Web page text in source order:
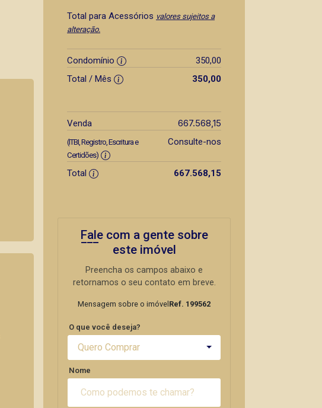
Total para Acessórios valores sujeitos a
alteração.
Condomínio
350,00
Total / Mês
350,00
Venda 667.568,15
(ITBI, Registro, Escritura e
Certidões)
Consulte-nos
Total 667.568,15
Fale com a gente sobre
este imóvel
Preencha os campos abaixo e
retornamos o seu contato em breve.
Mensagem sobre o imóvel Ref. 199562
O que você deseja?
Quero Comprar
Nome